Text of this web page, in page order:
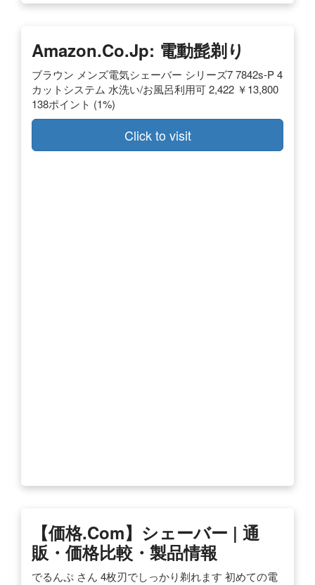
Amazon.co.jp: 電動髭剃り
ブラウン メンズ電気シェーバー シリーズ7 7842s-P 4
カットシステム 水洗い/お風呂利用可 2,422 ￥13,800
138ポイント (1%)
Click to visit
【価格.com】シェーバー | 通
販・価格比較・製品情報
でるんぷ さん 4枚刃でしっかり剃れます 初めての電